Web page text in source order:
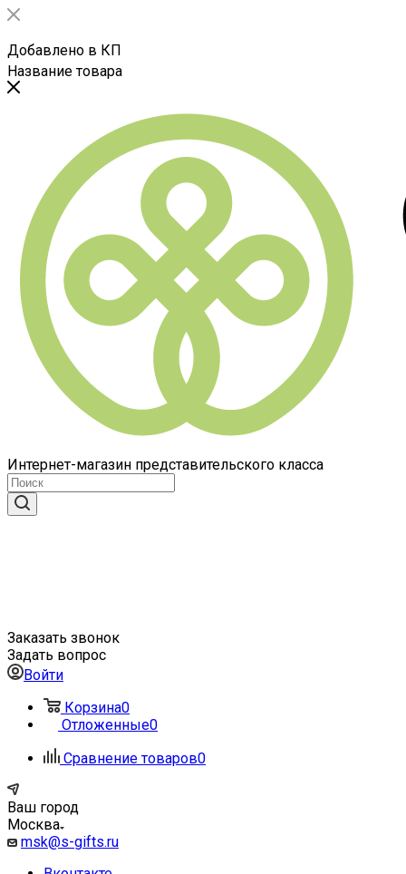
Добавлено в КП
Название товара
Интернет-магазин представительского класса
Заказать звонок
Задать вопрос
Войти
Корзина0
Отложенные0
Сравнение товаров0
Ваш город
Москва
msk@s-gifts.ru